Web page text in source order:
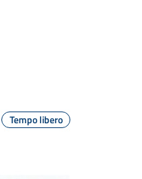
Tempo libero